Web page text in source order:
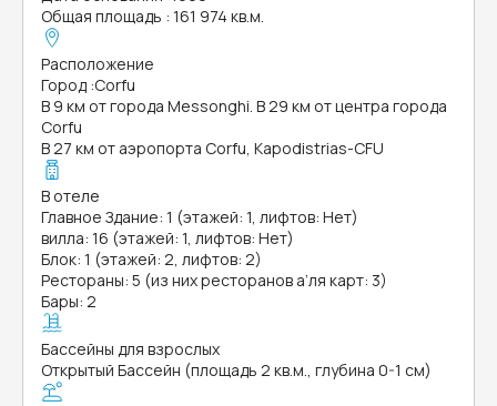
Общая площадь : 161 974 кв.м.
Расположение
Город :Corfu
В 9 км от города Messonghi. В 29 км от центра города
Corfu
В 27 км от аэропорта Corfu, Kapodistrias-CFU
В отеле
Главное Здание: 1 (этажей: 1, лифтов: Нет)
вилла: 16 (этажей: 1, лифтов: Нет)
Блок: 1 (этажей: 2, лифтов: 2)
Рестораны: 5 (из них ресторанов а’ля карт: 3)
Бары: 2
Бассейны для взрослых
Открытый Бассейн (площадь 2 кв.м., глубина 0-1 см)